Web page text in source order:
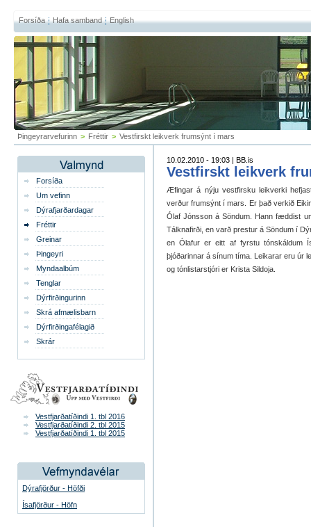
Forsíða Hafa samband English
Þingeyrarvefurinn > Fréttir > Vestfirskt leikverk frumsýnt í mars
Forsíða
Um vefinn
Dýrafjarðardagar
Fréttir
Greinar
Þingeyri
Myndaalbúm
Tenglar
Dýrfirðingurinn
Skrá afmælisbarn
Dýrfirðingafélagið
Skrár
Vestfjarðatíðindi 1. tbl 2016
Vestfjarðatíðindi 2. tbl 2015
Vestfjarðatíðindi 1. tbl 2015
Dýrafjörður - Höfði
Ísafjörður - Höfn
10.02.2010 - 19:03 | BB.is
Vestfirskt leikverk
Æfingar á nýju vestfirsku leikverki
verður frumsýnt í mars. Er það verkið
Ólaf Jónsson á Söndum. Hann fæddist
Tálknafirði, en varð prestur á Söndum í
en Ólafur er eitt af fyrstu tónskáldum
þjóðarinnar á sínum tíma. Leikarar eru úr
og tónlistarstjóri er Krista Sildoja.